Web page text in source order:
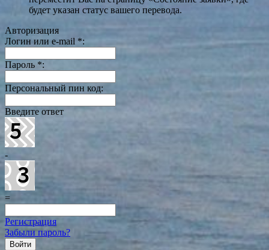
будет указан статус вашего перевода.
Авторизация
Логин или e-mail *:
Пароль *:
Персональный пин код:
Введите ответ
-
=
Регистрация
Забыли пароль?